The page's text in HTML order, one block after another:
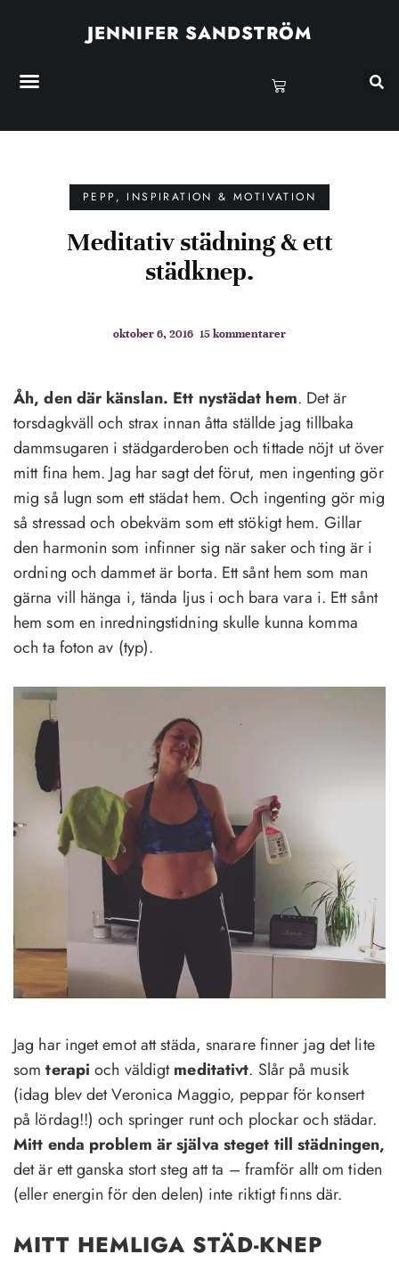
JENNIFER SANDSTRÖM
PEPP, INSPIRATION & MOTIVATION
Meditativ städning & ett
städknep.
oktober 6, 2016 15 kommentarer
Åh, den där känslan. Ett nystädat hem. Det är
torsdagkväll och strax innan åtta ställde jag tillbaka
dammsugaren i städgarderoben och tittade nöjt ut över
mitt fina hem. Jag har sagt det förut, men ingenting gör
mig så lugn som ett städat hem. Och ingenting gör mig
så stressad och obekväm som ett stökigt hem. Gillar
den harmonin som infinner sig när saker och ting är i
ordning och dammet är borta. Ett sånt hem som man
gärna vill hänga i, tända ljus i och bara vara i. Ett sånt
hem som en inredningstidning skulle kunna komma
och ta foton av (typ).
Jag har inget emot att städa, snarare finner jag det lite
somterapi och väldigtmeditativt. Slår på musik
(idag blev det Veronica Maggio, peppar för konsert
på lördag!!) och springer runt och plockar och städar.
Mitt enda problem är själva steget till städningen,
det är ett ganska stort steg att ta – framför allt om tiden
(eller energin för den delen) inte riktigt finns där.
MITT HEMLIGA STÄD-KNEP